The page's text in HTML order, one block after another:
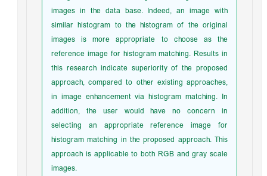
images in the data base. Indeed, an image with
similar histogram to the histogram of the original
images is more appropriate to choose as the
reference image for histogram matching. Results in
this research indicate superiority of the proposed
approach, compared to other existing approaches,
in image enhancement via histogram matching. In
addition, the user would have no concern in
selecting an appropriate reference image for
histogram matching in the proposed approach. This
approach is applicable to both RGB and gray scale
images.